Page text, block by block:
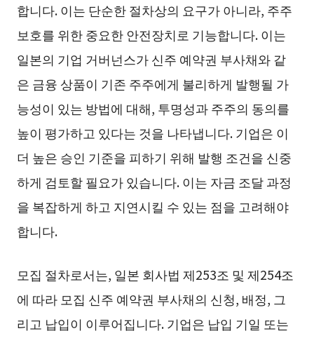
합니다. 이는 단순한 절차상의 요구가 아니라, 주주
보호를 위한 중요한 안전장치로 기능합니다. 이는
일본의 기업 거버넌스가 신주 예약권 부사채와 같
은 금융 상품이 기존 주주에게 불리하게 발행될 가
능성이 있는 방법에 대해, 투명성과 주주의 동의를
높이 평가하고 있다는 것을 나타냅니다. 기업은 이
더 높은 승인 기준을 피하기 위해 발행 조건을 신중
하게 검토할 필요가 있습니다. 이는 자금 조달 과정
을 복잡하게 하고 지연시킬 수 있는 점을 고려해야
합니다.
모집 절차로서는, 일본 회사법 제253조 및 제254조
에 따라 모집 신주 예약권 부사채의 신청, 배정, 그
리고 납입이 이루어집니다. 기업은 납입 기일 또는